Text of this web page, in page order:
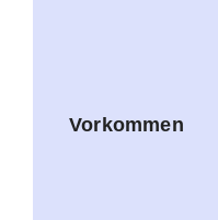
Vorkommen